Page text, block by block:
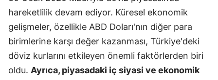
hareketlilik devam ediyor. Küresel ekonomik
gelişmeler, özellikle ABD Doları'nın diğer para
birimlerine karşı değer kazanması, Türkiye'deki
döviz kurlarını etkileyen önemli faktörlerden biri
oldu. Ayrıca, piyasadaki iç siyasi ve ekonomik